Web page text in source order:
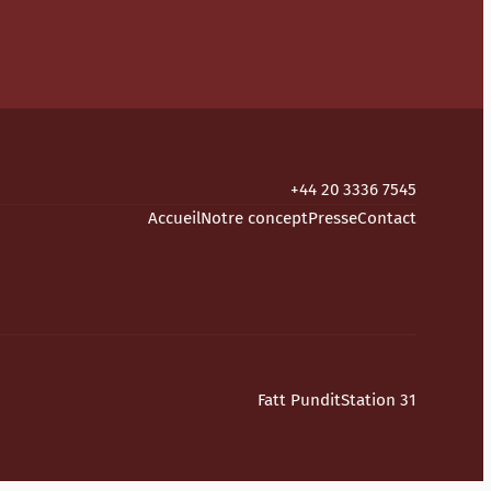
+44 20 3336 7545
AccueilNotre conceptPresseContact
Fatt PunditStation 31